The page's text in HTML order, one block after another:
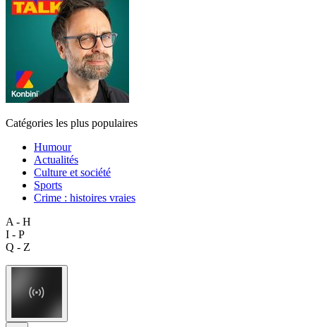
Catégories les plus populaires
Humour
Actualités
Culture et société
Sports
Crime : histoires vraies
A - H
I - P
Q - Z